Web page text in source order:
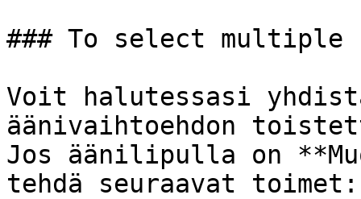
### To select multiple
Voit halutessasi
äänivaihtoehdon
Jos äänilipulla on
tehdä seuraavat toimet: